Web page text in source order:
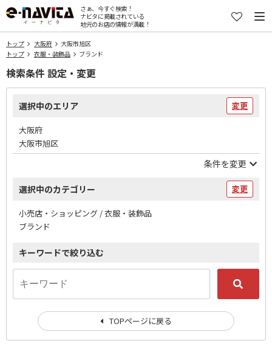
さぁ、今すぐ検索！
ナビタに掲載されている
地元のお店の情報が満載！
トップ 大阪府
大阪市旭区
トップ
衣服・装飾品 ブランド
検索条件 設定・変更
選択中のエリア 変更
大阪府
大阪市旭区
条件を変更
選択中のカテゴリー 変更
小売店・ショッピング / 衣服・装飾品
ブランド
キーワードで絞り込む
TOPページに戻る